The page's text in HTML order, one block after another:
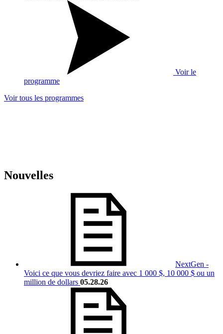
Voir le
programme
Voir tous les programmes
Nouvelles
NextGen -
Voici ce que vous devriez faire avec 1 000 $, 10 000 $ ou un
million de dollars 05.28.26